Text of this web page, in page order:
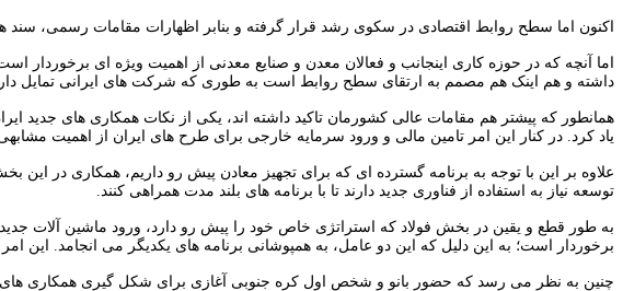
اکنون اما سطح روابط اقتصادی در سکوی رشد قرار گرفته و بنابر اظهارات مقامات رسمی،‌ سند همکاری نزدیک به ۲۰ میلیارد دلاری روی میز
اما آنچه که در حوزه کاری اینجانب و فعالان معدن و صنایع معدنی از اهمیت ویژه ای
داشته و هم اینک هم مصمم به ارتقای سطح روابط است به طوری که شرکت های ایرانی تمایل
همانطور که پیشتر هم مقامات عالی کشورمان تاکید داشته اند، یکی از نکات همکاری های جدید
یاد کرد. در کنار این امر تامین مالی و ورود سرمایه خارجی برای طرح های ایران از اهمیت
علاوه بر این با توجه به برنامه گسترده ای که برای تجهیز معادن پیش رو داریم،‌ همکاری در
توسعه نیاز به استفاده از فناوری جدید دارند تا با برنامه های بلند مدت همراهی کنند.
به طور قطع و یقین در بخش فولاد که استراتژی خاص خود را پیش رو دارد،‌ ورود ماشین آلات
برخوردار است؛ به این دلیل که این دو عامل،‌ به همپوشانی برنامه های یکدیگر می انجامد.
چنین به نظر می رسد که حضور بانو و شخص اول کره جنوبی‌ آغازی برای شکل گیری همکاری های